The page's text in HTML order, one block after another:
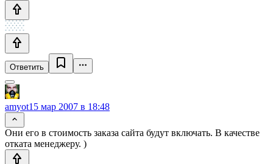
Ответить
amyot15 мар 2007 в 18:48
Они его в стоимость заказа сайта будут включать. В качестве
отката менеджеру. )